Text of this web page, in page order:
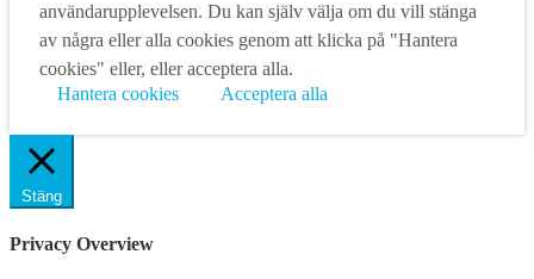
användarupplevelsen. Du kan själv välja om du vill stänga
av några eller alla cookies genom att klicka på "Hantera
cookies" eller, eller acceptera alla.
Hantera cookies
Acceptera alla
Stäng
Privacy Overview